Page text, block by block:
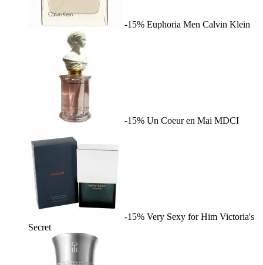
-15% Euphoria Men Calvin Klein
-15% Un Coeur en Mai MDCI
-15% Very Sexy for Him Victoria's
Secret